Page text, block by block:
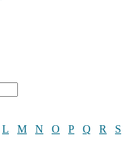
L M N O P Q R
S